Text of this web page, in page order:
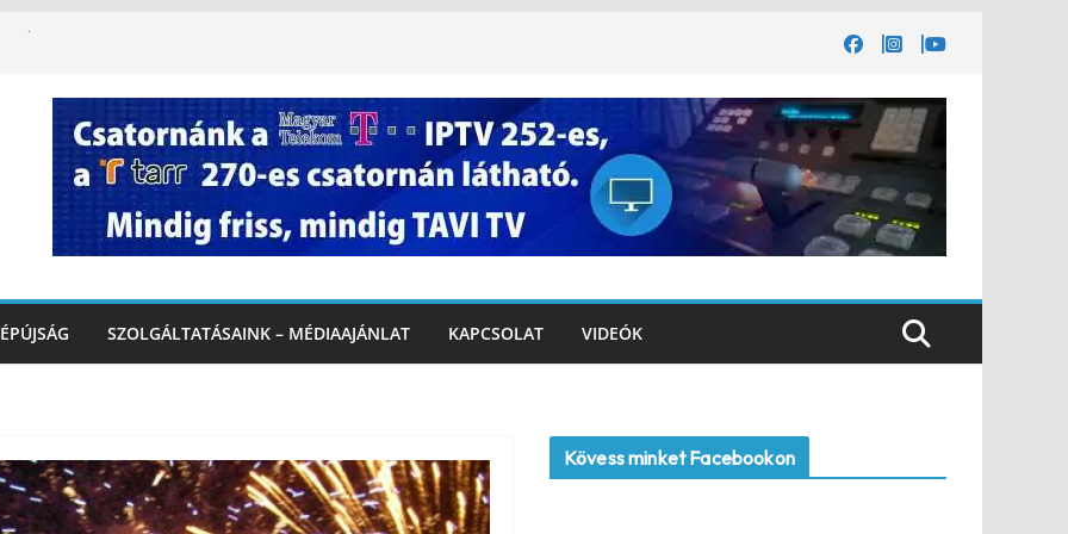
kapcsolatba kerülünk az AI-val – fontos
felfrissülés: jövő héten újra berobban
szolgáltatásnyújtás a hőségriadó alatt
Városi Gyógyfürdő és
SZOLGÁLTATÁSAINK – MÉDIAAJÁNLAT KAPCSOLAT VIDEÓK
Kövess minket Facebookon